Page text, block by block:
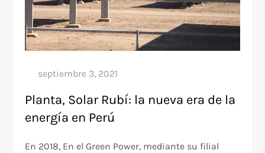
Planta, Solar Rubí: la nueva era de la
energía en Perú
En 2018, En el Green Power, mediante su filial